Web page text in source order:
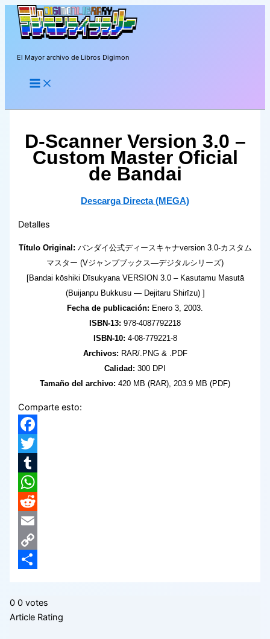
contenido
El Mayor archivo de Libros Digimon
D-Scanner Version 3.0 –
Custom Master Oficial
de Bandai
Descarga Directa (MEGA)
Detalles
Título Original: バンダイ公式ディースキャナversion 3.0-カスタム
マスター (Vジャンプブックス―デジタルシリーズ)
[Bandai kōshiki Dīsukyana VERSION 3.0 – Kasutamu Masutā
(Buijanpu Bukkusu ― Dejitaru Shirīzu) ]
Fecha de publicación: Enero 3, 2003.
ISBN-13: 978-4087792218
ISBN-10: 4-08-779221-8
Archivos: RAR/.PNG & .PDF
Calidad: 300 DPI
Tamaño del archivo: 420 MB (RAR), 203.9 MB (PDF)
Comparte esto:
Facebook
Twitter
Tumblr
WhatsApp
Reddit
Email
Copy
0 0 votes
Article Rating